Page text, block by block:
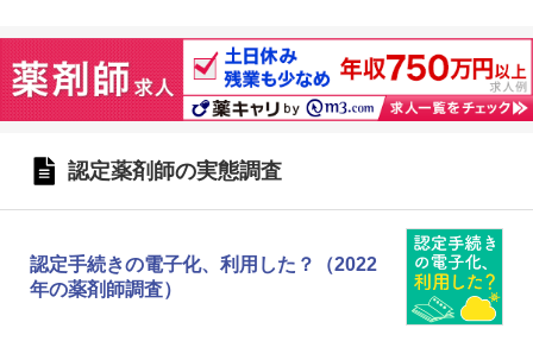
認定薬剤師の実態調査
認定手続きの電子化、利用した？（2022
年の薬剤師調査）